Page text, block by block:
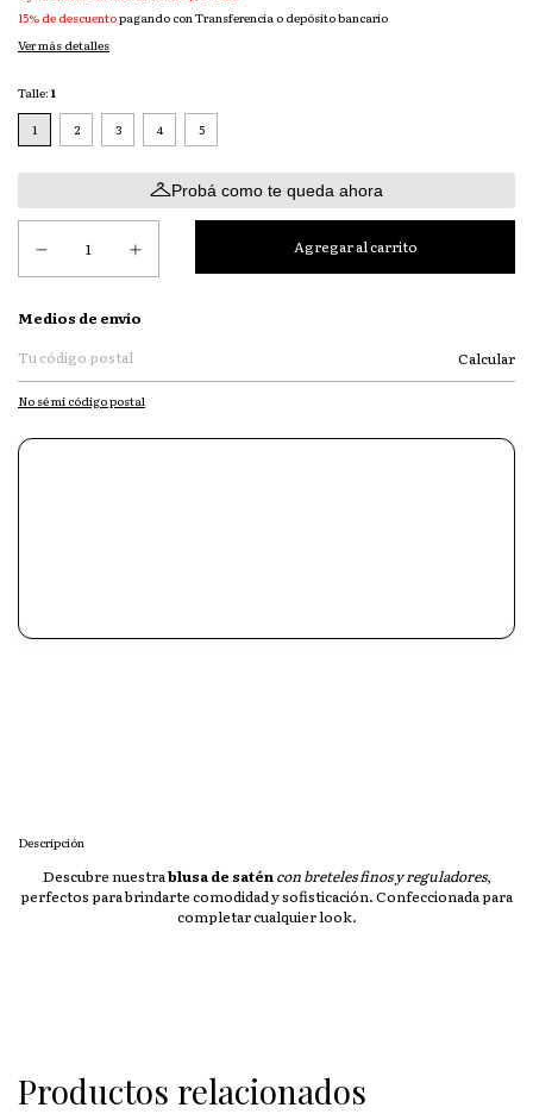
15% de descuentopagando con Transferencia o depósito bancario
Ver más detalles
Talle: 1
1 2 3 4 5
Probá como te queda ahora
Entregas para el CP:
Medios de envío
Calcular
No sé mi código postal
Descripción
Descubre nuestrablusa de saténcon breteles finos y reguladores,
perfectos para brindarte comodidad y sofisticación. Confeccionada para
completar cualquier look.
Productos relacionados